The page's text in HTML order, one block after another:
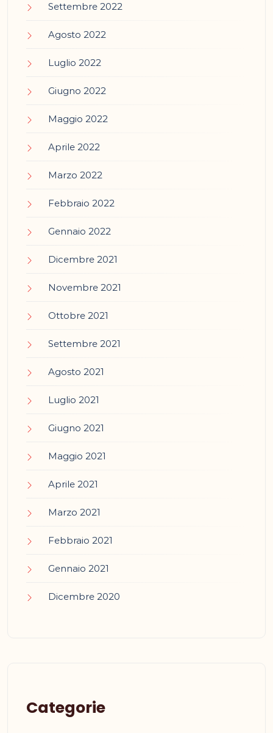
Settembre 2022
Agosto 2022
Luglio 2022
Giugno 2022
Maggio 2022
Aprile 2022
Marzo 2022
Febbraio 2022
Gennaio 2022
Dicembre 2021
Novembre 2021
Ottobre 2021
Settembre 2021
Agosto 2021
Luglio 2021
Giugno 2021
Maggio 2021
Aprile 2021
Marzo 2021
Febbraio 2021
Gennaio 2021
Dicembre 2020
Categorie